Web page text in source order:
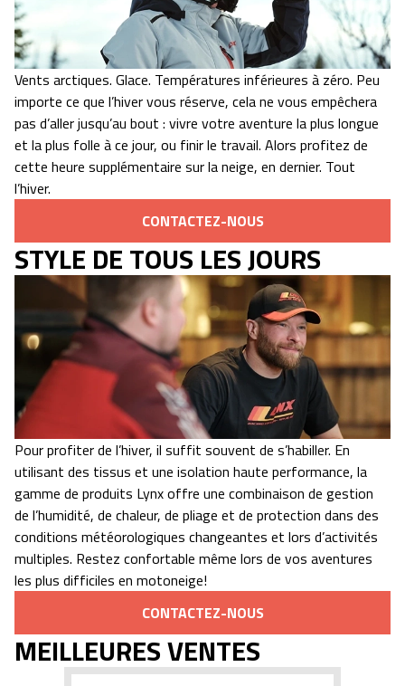
Vents arctiques. Glace. Températures inférieures à zéro. Peu
importe ce que l’hiver vous réserve, cela ne vous empêchera
pas d’aller jusqu’au bout : vivre votre aventure la plus longue
et la plus folle à ce jour, ou finir le travail. Alors profitez de
cette heure supplémentaire sur la neige, en dernier. Tout
l’hiver.
CONTACTEZ-NOUS
STYLE DE TOUS LES JOURS
Pour profiter de l’hiver, il suffit souvent de s’habiller. En
utilisant des tissus et une isolation haute performance, la
gamme de produits Lynx offre une combinaison de gestion
de l’humidité, de chaleur, de pliage et de protection dans des
conditions météorologiques changeantes et lors d’activités
multiples. Restez confortable même lors de vos aventures
les plus difficiles en motoneige!
CONTACTEZ-NOUS
MEILLEURES VENTES